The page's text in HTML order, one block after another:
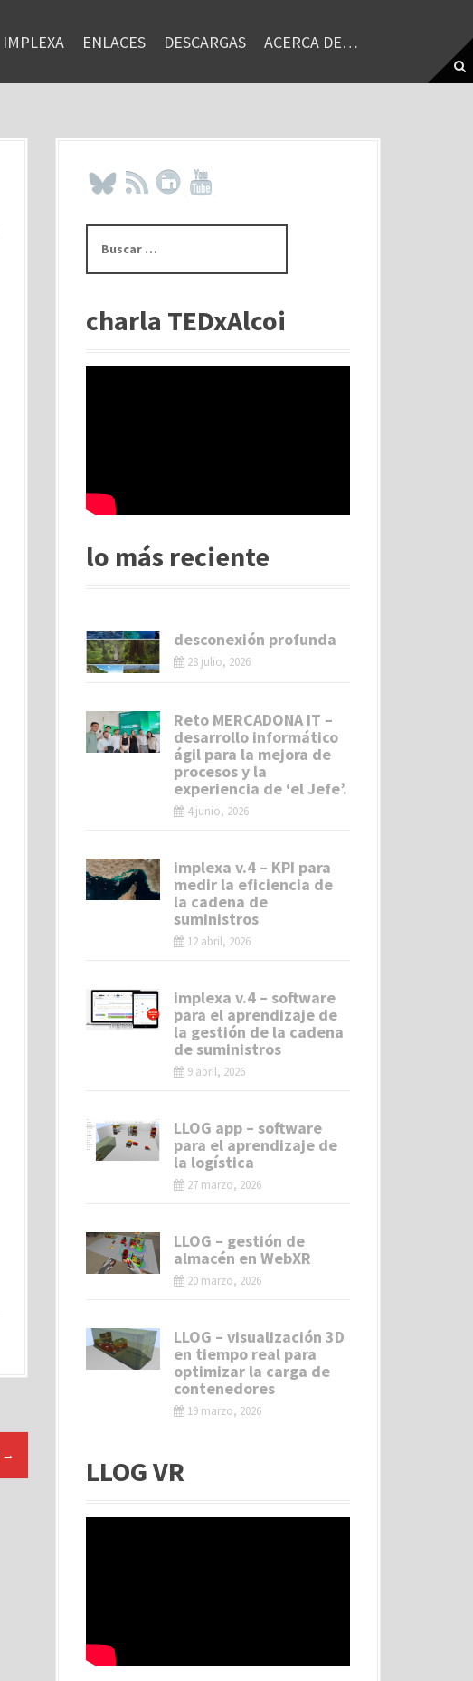
IMPLEXA ENLACES DESCARGAS ACERCA DE…
→
s
rcharla TEDxAlcoi
lo más reciente
desconexión profunda
28 julio, 2026
Reto MERCADONA IT –
desarrollo informático
ágil para la mejora de
procesos y la
experiencia de ‘el Jefe’.
4 junio, 2026
implexa v.4 – KPI para
medir la eficiencia de
la cadena de
suministros
12 abril, 2026
implexa v.4 – software
para el aprendizaje de
la gestión de la cadena
de suministros
9 abril, 2026
LLOG app – software
para el aprendizaje de
la logística
27 marzo, 2026
LLOG – gestión de
almacén en WebXR
20 marzo, 2026
LLOG – visualización 3D
en tiempo real para
optimizar la carga de
contenedores
19 marzo, 2026
LLOG VR